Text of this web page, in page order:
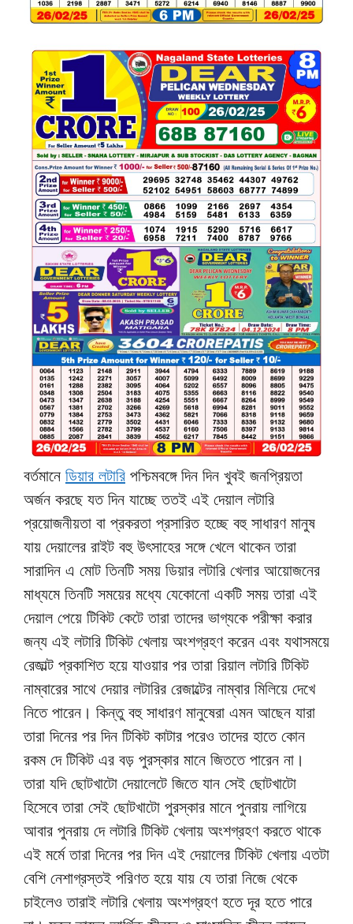
বর্তমানে ডিয়ার লটারি পশ্চিমবঙ্গে দিন দিন খুবই জনপ্রিয়তা
অর্জন করছে যত দিন যাচ্ছে ততই এই দেয়াল লটারি
প্রয়োজনীয়তা বা প্রকরতা প্রসারিত হচ্ছে বহু সাধারণ মানুষ
যায় দেয়ালের রাইট বহু উৎসাহের সঙ্গে খেলে থাকেন তারা
সারাদিন এ মোট তিনটি সময় ডিয়ার লটারি খেলার আয়োজনের
মাধ্যমে তিনটি সময়ের মধ্যে যেকোনো একটি সময় তারা এই
দেয়াল পেয়ে টিকিট কেটে তারা তাদের ভাগ্যকে পরীক্ষা করার
জন্য এই লটারি টিকিট খেলায় অংশগ্রহণ করেন এবং যথাসময়ে
রেজাল্ট প্রকাশিত হয়ে যাওয়ার পর তারা রিয়াল লটারি টিকিট
নাম্বারের সাথে দেয়ার লটারির রেজাল্টের নাম্বার মিলিয়ে দেখে
নিতে পারেন। কিন্তু বহু সাধারণ মানুষেরা এমন আছেন যারা
তারা দিনের পর দিন টিকিট কাটার পরেও তাদের হাতে কোন
রকম দে টিকিট এর বড় পুরস্কার মানে জিততে পারেন না।
তারা যদি ছোটখাটো দেয়ালেটে জিতে যান সেই ছোটখাটো
হিসেবে তারা সেই ছোটখাটো পুরস্কার মানে পুনরায় লাগিয়ে
আবার পুনরায় দে লটারি টিকিট খেলায় অংশগ্রহণ করতে থাকে
এই মর্মে তারা দিনের পর দিন এই দেয়ালের টিকিট খেলায় এতটা
বেশি নেশাগ্রস্তই পরিণত হয়ে যায় যে তারা নিজে থেকে
চাইলেও তারাই লটারি খেলায় অংশগ্রহণ হতে দূর হতে পারে